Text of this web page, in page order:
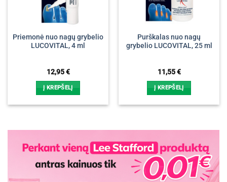
Priemonė nuo nagų grybelio
LUCOVITAL, 4 ml
12,95€
Į KREPŠELĮ
Purškalas nuo nagų
grybelio LUCOVITAL, 25 ml
11,55€
Į KREPŠELĮ